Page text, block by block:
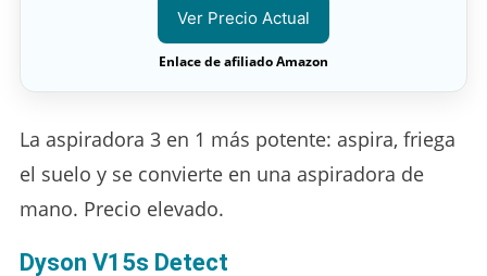
Ver Precio Actual
Enlace de afiliado Amazon
La aspiradora 3 en 1 más potente: aspira, friega
el suelo y se convierte en una aspiradora de
mano. Precio elevado.
Dyson V15s Detect